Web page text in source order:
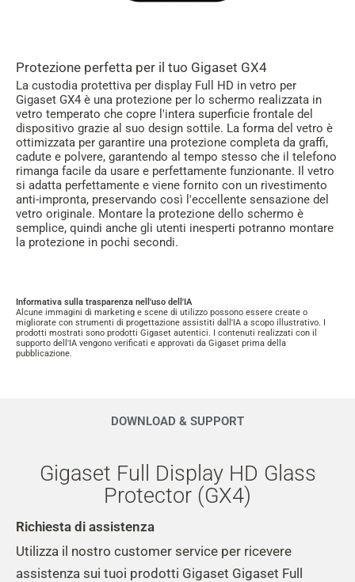
Protezione perfetta per il tuo Gigaset GX4
La custodia protettiva per display Full HD in vetro per
Gigaset GX4 è una protezione per lo schermo realizzata in
vetro temperato che copre l'intera superficie frontale del
dispositivo grazie al suo design sottile. La forma del vetro è
ottimizzata per garantire una protezione completa da graffi,
cadute e polvere, garantendo al tempo stesso che il telefono
rimanga facile da usare e perfettamente funzionante. Il vetro
si adatta perfettamente e viene fornito con un rivestimento
anti-impronta, preservando così l'eccellente sensazione del
vetro originale. Montare la protezione dello schermo è
semplice, quindi anche gli utenti inesperti potranno montare
la protezione in pochi secondi.
Informativa sulla trasparenza nell'uso dell'IA
Alcune immagini di marketing e scene di utilizzo possono essere create o
migliorate con strumenti di progettazione assistiti dall'IA a scopo illustrativo. I
prodotti mostrati sono prodotti Gigaset autentici. I contenuti realizzati con il
supporto dell'IA vengono verificati e approvati da Gigaset prima della
pubblicazione.
DOWNLOAD & SUPPORT
Gigaset Full Display HD Glass
Protector (GX4)
Richiesta di assistenza
Utilizza il nostro customer service per ricevere
assistenza sui tuoi prodotti Gigaset Gigaset Full